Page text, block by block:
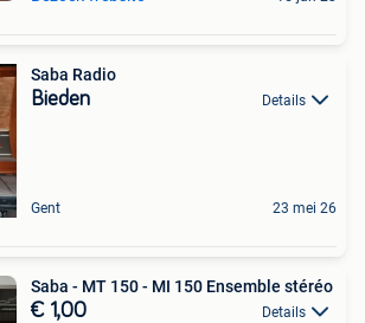
Saba Radio
Bieden Details
Gent 23 mei 26
Saba - MT 150 - MI 150 Ensemble stéréo
€ 1,00 Details